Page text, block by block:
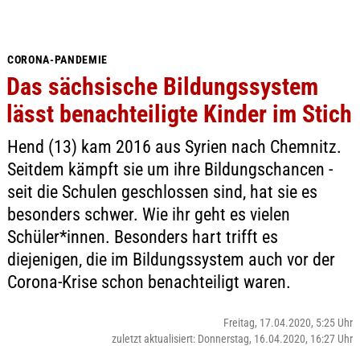
CORONA-PANDEMIE
Das sächsische Bildungssystem
lässt benachteiligte Kinder im Stich
Hend (13) kam 2016 aus Syrien nach Chemnitz.
Seitdem kämpft sie um ihre Bildungschancen -
seit die Schulen geschlossen sind, hat sie es
besonders schwer. Wie ihr geht es vielen
Schüler*innen. Besonders hart trifft es
diejenigen, die im Bildungssystem auch vor der
Corona-Krise schon benachteiligt waren.
Freitag, 17.04.2020, 5:25 Uhr
zuletzt aktualisiert: Donnerstag, 16.04.2020, 16:27 Uhr